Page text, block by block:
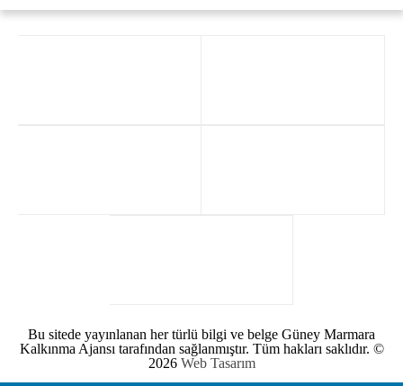
Bu sitede yayınlanan her türlü bilgi ve belge Güney Marmara
Kalkınma Ajansı tarafından sağlanmıştır. Tüm hakları saklıdır. ©
2026 Web Tasarım